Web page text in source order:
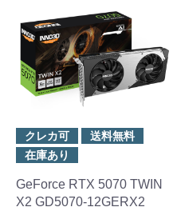
クレカ可
送料無料
在庫あり
GeForce RTX 5070 TWIN
X2 GD5070-12GERX2